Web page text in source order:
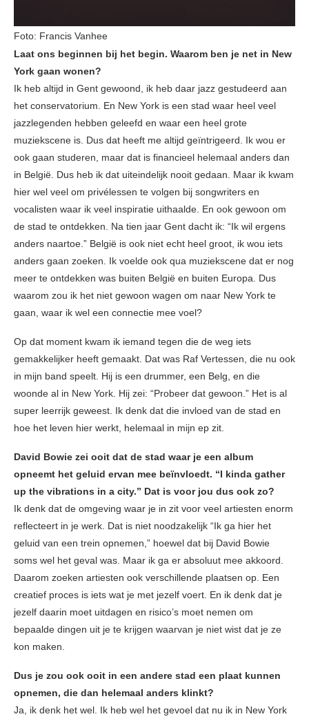
Foto: Francis Vanhee
Laat ons beginnen bij het begin. Waarom ben je net in New
York gaan wonen?
Ik heb altijd in Gent gewoond, ik heb daar jazz gestudeerd aan
het conservatorium. En New York is een stad waar heel veel
jazzlegenden hebben geleefd en waar een heel grote
muziekscene is. Dus dat heeft me altijd geïntrigeerd. Ik wou er
ook gaan studeren, maar dat is financieel helemaal anders dan
in België. Dus heb ik dat uiteindelijk nooit gedaan. Maar ik kwam
hier wel veel om privélessen te volgen bij songwriters en
vocalisten waar ik veel inspiratie uithaalde. En ook gewoon om
de stad te ontdekken. Na tien jaar Gent dacht ik: “Ik wil ergens
anders naartoe.” België is ook niet echt heel groot, ik wou iets
anders gaan zoeken. Ik voelde ook qua muziekscene dat er nog
meer te ontdekken was buiten België en buiten Europa. Dus
waarom zou ik het niet gewoon wagen om naar New York te
gaan, waar ik wel een connectie mee voel?
Op dat moment kwam ik iemand tegen die de weg iets
gemakkelijker heeft gemaakt. Dat was Raf Vertessen, die nu ook
in mijn band speelt. Hij is een drummer, een Belg, en die
woonde al in New York. Hij zei: “Probeer dat gewoon.” Het is al
super leerrijk geweest. Ik denk dat die invloed van de stad en
hoe het leven hier werkt, helemaal in mijn ep zit.
David Bowie zei ooit dat de stad waar je een album
opneemt het geluid ervan mee beïnvloedt. “I kinda gather
up the vibrations in a city.” Dat is voor jou dus ook zo?
Ik denk dat de omgeving waar je in zit voor veel artiesten enorm
reflecteert in je werk. Dat is niet noodzakelijk “Ik ga hier het
geluid van een trein opnemen,” hoewel dat bij David Bowie
soms wel het geval was. Maar ik ga er absoluut mee akkoord.
Daarom zoeken artiesten ook verschillende plaatsen op. Een
creatief proces is iets wat je met jezelf voert. En ik denk dat je
jezelf daarin moet uitdagen en risico’s moet nemen om
bepaalde dingen uit je te krijgen waarvan je niet wist dat je ze
kon maken.
Dus je zou ook ooit in een andere stad een plaat kunnen
opnemen, die dan helemaal anders klinkt?
Ja, ik denk het wel. Ik heb wel het gevoel dat nu ik in New York